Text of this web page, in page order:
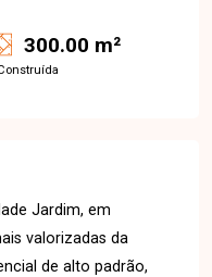
300.00 m²
Jardim, em
valorizadas da
de alto padrão,